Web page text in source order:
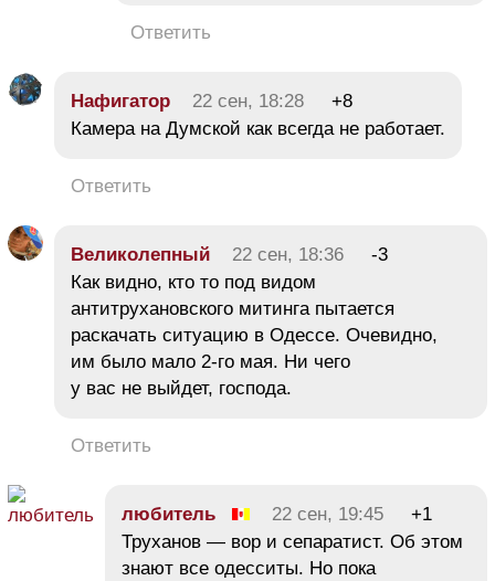
Ответить
Нафигатор 22 сен, 18:28
+8
Камера на Думской как всегда не работает.
Ответить
Великолепный 22 сен, 18:36
-3
Как видно, кто то под видом
антитрухановского митинга пытается
раскачать ситуацию в Одессе. Очевидно,
им было мало 2-го мая. Ни чего
у вас не выйдет, господа.
Ответить
любитель 22 сен, 19:45
+1
Труханов — вор и сепаратист. Об этом
знают все одесситы. Но пока